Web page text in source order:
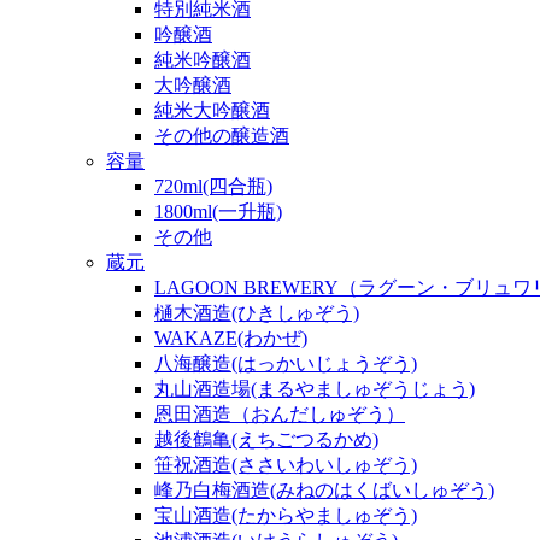
特別純米酒
吟醸酒
純米吟醸酒
大吟醸酒
純米大吟醸酒
その他の醸造酒
容量
720ml(四合瓶)
1800ml(一升瓶)
その他
蔵元
LAGOON BREWERY（ラグーン・ブリュワ
樋木酒造(ひきしゅぞう)
WAKAZE(わかぜ)
八海醸造(はっかいじょうぞう)
丸山酒造場(まるやましゅぞうじょう)
恩田酒造（おんだしゅぞう）
越後鶴亀(えちごつるかめ)
笹祝酒造(ささいわいしゅぞう)
峰乃白梅酒造(みねのはくばいしゅぞう)
宝山酒造(たからやましゅぞう)